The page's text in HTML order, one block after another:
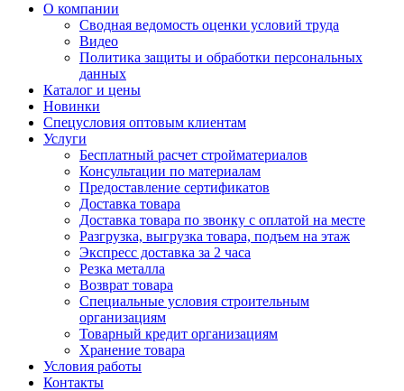
О компании
Сводная ведомость оценки условий труда
Видео
Политика защиты и обработки персональных
данных
Каталог и цены
Новинки
Спецусловия оптовым клиентам
Услуги
Бесплатный расчет стройматериалов
Консультации по материалам
Предоставление сертификатов
Доставка товара
Доставка товара по звонку с оплатой на месте
Разгрузка, выгрузка товара, подъем на этаж
Экспресс доставка за 2 часа
Резка металла
Возврат товара
Специальные условия строительным
организациям
Товарный кредит организациям
Хранение товара
Условия работы
Контакты